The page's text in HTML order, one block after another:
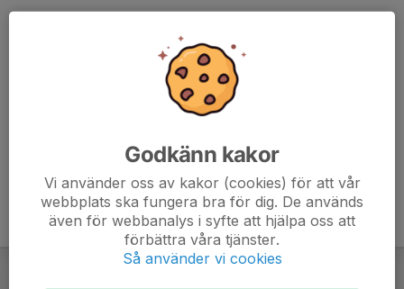
Godkänn kakor
Vi använder oss av kakor (cookies) för att vår
webbplats ska fungera bra för dig. De används
även för webbanalys i syfte att hjälpa oss att
förbättra våra tjänster.
Så använder vi cookies